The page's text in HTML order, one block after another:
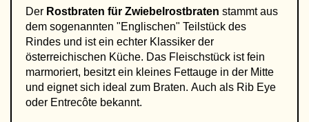
Der Rostbraten für Zwiebelrostbraten stammt aus
dem sogenannten "Englischen" Teilstück des
Rindes und ist ein echter Klassiker der
österreichischen Küche. Das Fleischstück ist fein
marmoriert, besitzt ein kleines Fettauge in der Mitte
und eignet sich ideal zum Braten. Auch als Rib Eye
oder Entrecôte bekannt.